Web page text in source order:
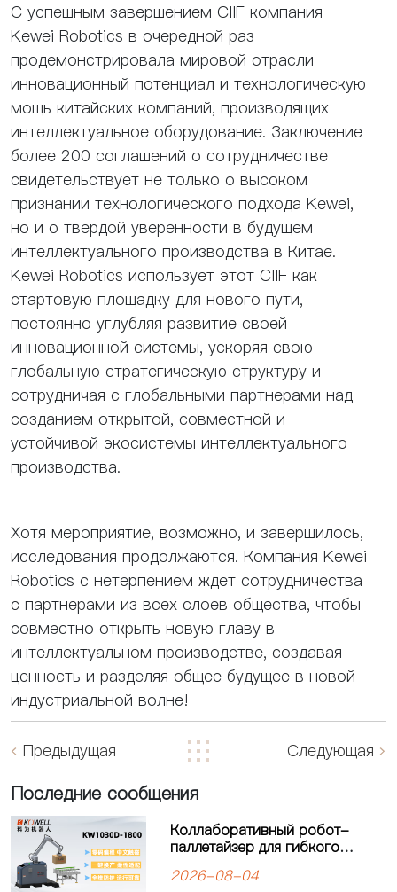
С успешным завершением CIIF компания
Kewei Robotics в очередной раз
продемонстрировала мировой отрасли
инновационный потенциал и технологическую
мощь китайских компаний, производящих
интеллектуальное оборудование. Заключение
более 200 соглашений о сотрудничестве
свидетельствует не только о высоком
признании технологического подхода Kewei,
но и о твердой уверенности в будущем
интеллектуального производства в Китае.
Kewei Robotics использует этот CIIF как
стартовую площадку для нового пути,
постоянно углубляя развитие своей
инновационной системы, ускоряя свою
глобальную стратегическую структуру и
сотрудничая с глобальными партнерами над
созданием открытой, совместной и
устойчивой экосистемы интеллектуального
производства.
Хотя мероприятие, возможно, и завершилось,
исследования продолжаются. Компания Kewei
Robotics с нетерпением ждет сотрудничества
с партнерами из всех слоев общества, чтобы
совместно открыть новую главу в
интеллектуальном производстве, создавая
ценность и разделяя общее будущее в новой
индустриальной волне!
Предыдущая Следующая
Последние сообщения
Коллаборативный робот-
паллетайзер для гибкого
современных
2026-08-04